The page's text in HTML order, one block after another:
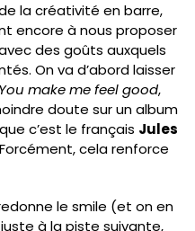
la créativité en barre,
encore à nous proposer
des goûts auxquels
On va d’abord laisser
You make me feel good,
doute sur un album
c’est le français Jules
cela renforce
le smile (et on en
à la piste suivante,